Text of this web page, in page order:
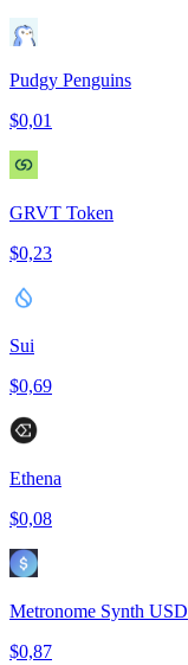
Pudgy Penguins
$0,01
GRVT Token
$0,23
Sui
$0,69
Ethena
$0,08
Metronome Synth USD
$0,87